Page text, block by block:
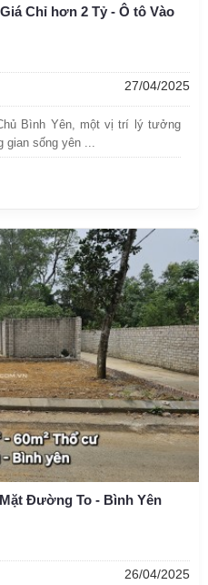
Chỉ hơn 2 Tỷ - Ô tô Vào
27/04/2025
Bình Yên, một vị trí lý tưởng
gian sống yên ...
Đường To - Bình Yên
26/04/2025